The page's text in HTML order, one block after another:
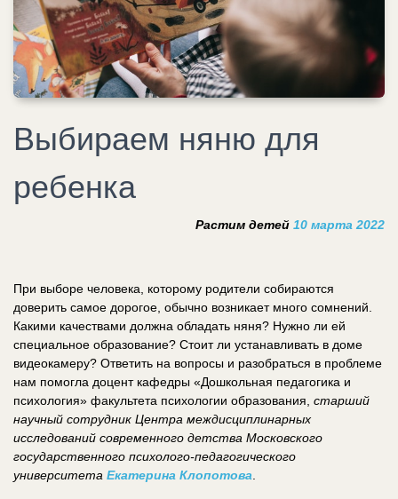
Выбираем няню для
ребенка
Растим детей 10 марта 2022
При выборе человека, которому родители собираются
доверить самое дорогое, обычно возникает много сомнений.
Какими качествами должна обладать няня? Нужно ли ей
специальное образование? Стоит ли устанавливать в доме
видеокамеру? Ответить на вопросы и разобраться в проблеме
нам помогла доцент кафедры «Дошкольная педагогика и
психология» факультета психологии образования, старший
научный сотрудник Центра междисциплинарных
исследований современного детства Московского
государственного психолого-педагогического
университета Екатерина Клопотова.